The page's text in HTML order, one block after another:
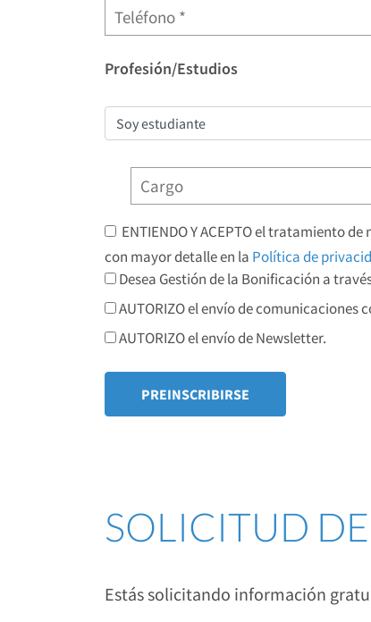
Profesión/Estudios
ENTIENDO Y ACEPTO el tratamiento
con mayor detalle en la Política de
Desea Gestión de la Bonificación a
AUTORIZO el envío de comunicaciones
AUTORIZO el envío de Newsletter.
SOLICITUD
Estás solicitando información